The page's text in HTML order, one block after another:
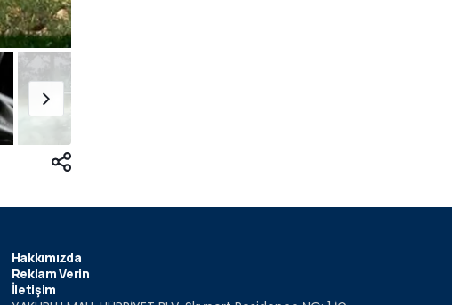
Hakkımızda
Reklam Verin
İletişim